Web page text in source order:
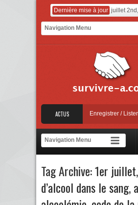
Dernière mise à jour juillet
ACTUS
Enregistrer / Lister ses objets,
la sextorsion : Say No! – A campaign against
Tag Archive:1er juillet,
d’alcool dans le sang,